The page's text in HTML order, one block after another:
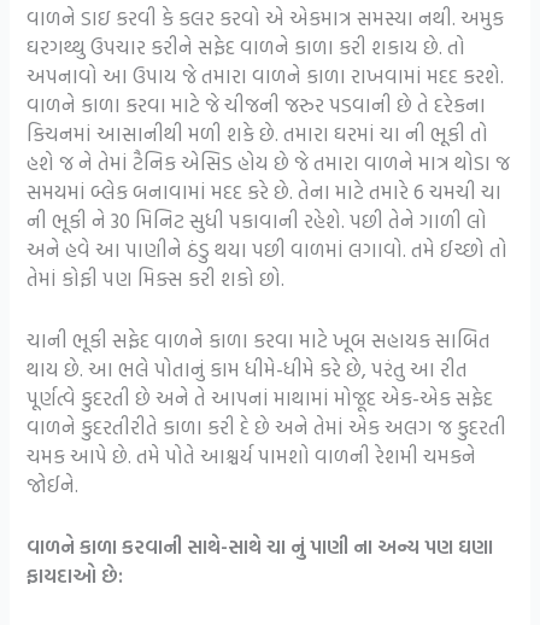
વાળને ડાઇ કરવી કે કલર કરવો એ એકમાત્ર સમસ્યા નથી. અમુક
ઘરગથ્થુ ઉપચાર કરીને સફેદ વાળને કાળા કરી શકાય છે. તો
અપનાવો આ ઉપાય જે તમારા વાળને કાળા રાખવામાં મદદ કરશે.
વાળને કાળા કરવા માટે જે ચીજની જરુર પડવાની છે તે દરેકના
કિચનમાં આસાનીથી મળી શકે છે. તમારા ઘરમાં ચા ની ભૂકી તો
હશે જ ને તેમાં ટૈનિક એસિડ હોય છે જે તમારા વાળને માત્ર થોડા જ
સમયમાં બ્લેક બનાવામાં મદદ કરે છે. તેના માટે તમારે 6 ચમચી ચા
ની ભૂકી ને 30 મિનિટ સુધી પકાવાની રહેશે. પછી તેને ગાળી લો
અને હવે આ પાણીને ઠંડુ થયા પછી વાળમાં લગાવો. તમે ઈચ્છો તો
તેમાં કોફી પણ મિક્સ કરી શકો છો.
ચાની ભૂકી સફેદ વાળને કાળા કરવા માટે ખૂબ સહાયક સાબિત
થાય છે. આ ભલે પોતાનું કામ ધીમે-ધીમે કરે છે, પરંતુ આ રીત
પૂર્ણત્વે કુદરતી છે અને તે આપનાં માથામાં મોજૂદ એક-એક સફેદ
વાળને કુદરતીરીતે કાળા કરી દે છે અને તેમાં એક અલગ જ કુદરતી
ચમક આપે છે. તમે પોતે આશ્ચર્ય પામશો વાળની રેશમી ચમકને
જોઈને.
વાળને કાળા કરવાની સાથે-સાથે ચા નું પાણી ના અન્ય પણ ઘણા
ફાયદાઓ છે: